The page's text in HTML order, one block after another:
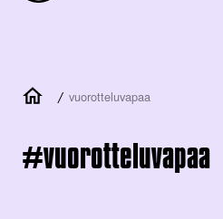
/ vuorotteluvapaa
vuorotteluvapaa